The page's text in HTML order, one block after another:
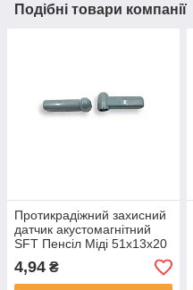
Подібні товари компанії
Протикрадіжний захисний
датчик акустомагнітний
SFT Пенсіл Міді 51х13х20
мм
4,94 ₴